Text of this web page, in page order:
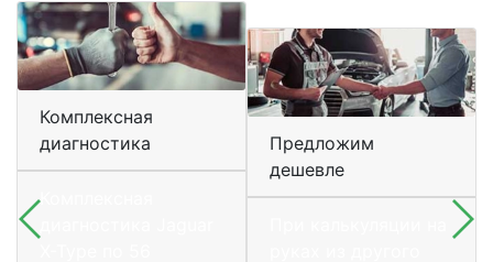
Комплексная
диагностика
Комплексная
Предложим
дешевле